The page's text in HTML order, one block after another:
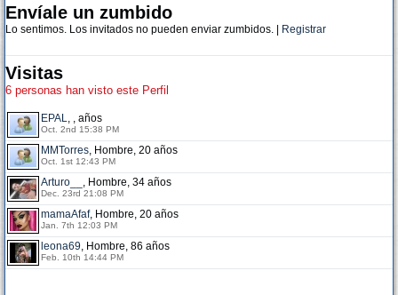
Envíale un zumbido
Lo sentimos. Los invitados no pueden enviar zumbidos. | Registrar
Visitas
6 personas han visto este Perfil
EPAL, , años
Oct. 2nd 15:38 PM
MMTorres, Hombre, 20 años
Oct. 1st 12:43 PM
Arturo__ , Hombre, 34 años
Dec. 23rd 21:08 PM
mamaAfaf, Hombre, 20 años
Jan. 7th 12:03 PM
leona69, Hombre, 86 años
Feb. 10th 14:44 PM